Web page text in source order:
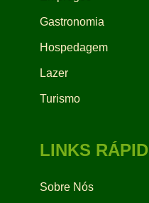
Gastronomia
Hospedagem
Lazer
Turismo
LINKS
Sobre Nós